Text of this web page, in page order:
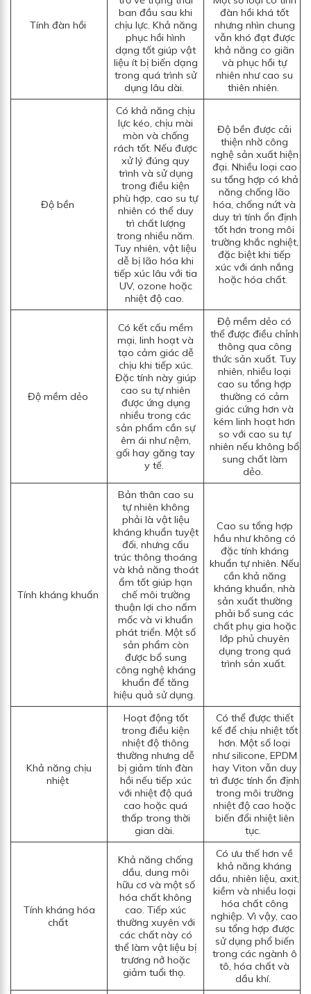
Tính đàn hồi
ban đầu sau khi
chịu lực. Khả năng
phục hồi hình
dạng tốt giúp vật
liệu ít bị biến dạng
trong quá trình sử
dụng lâu dài.
đàn hồi khá tốt
nhưng nhìn chung
vẫn khó đạt được
khả năng co giãn
và phục hồi tự
nhiên như cao su
thiên nhiên.
Độ bền
Có khả năng chịu
lực kéo, chịu mài
mòn và chống
rách tốt. Nếu được
xử lý đúng quy
trình và sử dụng
trong điều kiện
phù hợp, cao su tự
nhiên có thể duy
trì chất lượng
trong nhiều năm.
Tuy nhiên, vật liệu
dễ bị lão hóa khi
tiếp xúc lâu với tia
UV, ozone hoặc
nhiệt độ cao.
Độ bền được cải
thiện nhờ công
nghệ sản xuất hiện
đại. Nhiều loại cao
su tổng hợp có khả
năng chống lão
hóa, chống nứt và
duy trì tính ổn định
tốt hơn trong môi
trường khắc nghiệt,
đặc biệt khi tiếp
xúc với ánh nắng
hoặc hóa chất.
Độ mềm dẻo
Có kết cấu mềm
mại, linh hoạt và
tạo cảm giác dễ
chịu khi tiếp xúc.
Đặc tính này giúp
cao su tự nhiên
được ứng dụng
nhiều trong các
sản phẩm cần sự
êm ái như nệm,
gối hay găng tay
y tế.
Độ mềm dẻo có
thể được điều chỉnh
thông qua công
thức sản xuất. Tuy
nhiên, nhiều loại
cao su tổng hợp
thường có cảm
giác cứng hơn và
kém linh hoạt hơn
so với cao su tự
nhiên nếu không bổ
sung chất làm
dẻo.
Tính kháng khuẩn
Bản thân cao su
tự nhiên không
phải là vật liệu
kháng khuẩn tuyệt
đối, nhưng cấu
trúc thông thoáng
và khả năng thoát
ẩm tốt giúp hạn
chế môi trường
thuận lợi cho nấm
mốc và vi khuẩn
phát triển. Một số
sản phẩm còn
được bổ sung
công nghệ kháng
khuẩn để tăng
hiệu quả sử dụng.
Cao su tổng hợp
hầu như không có
đặc tính kháng
khuẩn tự nhiên. Nếu
cần khả năng
kháng khuẩn, nhà
sản xuất thường
phải bổ sung các
chất phụ gia hoặc
lớp phủ chuyên
dụng trong quá
trình sản xuất.
Khả năng chịu
nhiệt
Hoạt động tốt
trong điều kiện
nhiệt độ thông
thường nhưng dễ
bị giảm tính đàn
hồi nếu tiếp xúc
với nhiệt độ quá
cao hoặc quá
thấp trong thời
gian dài.
Có thể được thiết
kế để chịu nhiệt tốt
hơn. Một số loại
như silicone, EPDM
hay Viton vẫn duy
trì được tính ổn định
trong môi trường
nhiệt độ cao hoặc
biến đổi nhiệt liên
tục.
Tính kháng hóa
chất
Khả năng chống
dầu, dung môi
hữu cơ và một số
hóa chất không
cao. Tiếp xúc
thường xuyên với
các chất này có
thể làm vật liệu bị
trương nở hoặc
giảm tuổi thọ.
Có ưu thế hơn về
khả năng kháng
dầu, nhiên liệu, axit,
kiềm và nhiều loại
hóa chất công
nghiệp. Vì vậy, cao
su tổng hợp được
sử dụng phổ biến
trong các ngành ô
tô, hóa chất và
dầu khí.